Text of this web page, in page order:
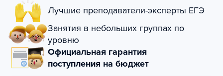
Лучшие преподаватели-эксперты ЕГЭ
Занятия в небольших группах по
уровню
Официальная гарантия
поступления на бюджет